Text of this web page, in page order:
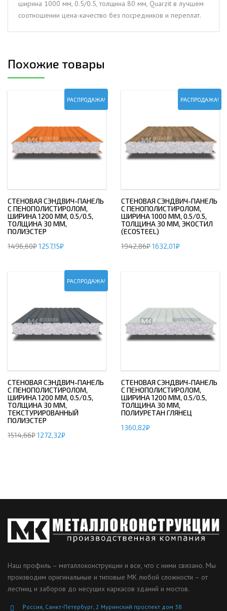
толщина
мм,
ширина 1000 мм, 0.5/0.5, толщина 80 мм, Quarzit в лучшем
соотношении цена-качество без посредников и переплат.
Похожие товары
РАСПРОДАЖА!
СТЕНОВАЯ СЭНДВИЧ-ПАНЕЛЬ
С ПЕНОПОЛИСТИРОЛОМ,
ШИРИНА 1200 ММ, 0.5/0.5,
ТОЛЩИНА 30 ММ,
ПОЛИЭСТЕР
1496,60₽1257,15₽
РАСПРОДАЖА!
СТЕНОВАЯ СЭНДВИЧ-ПАНЕЛЬ
С ПЕНОПОЛИСТИРОЛОМ,
ШИРИНА 1000 ММ, 0.5/0.5,
ТОЛЩИНА 30 ММ, ЭКОСТИЛ
(ECOSTEEL)
1942,86₽1632,01₽
РАСПРОДАЖА!
СТЕНОВАЯ СЭНДВИЧ-ПАНЕЛЬ
С ПЕНОПОЛИСТИРОЛОМ,
ШИРИНА 1200 ММ, 0.5/0.5,
ТОЛЩИНА 30 ММ,
ТЕКСТУРИРОВАННЫЙ
ПОЛИЭСТЕР
1514,66₽1272,32₽
СТЕНОВАЯ СЭНДВИЧ-ПАНЕЛЬ
С ПЕНОПОЛИСТИРОЛОМ,
ШИРИНА 1200 ММ, 0.5/0.5,
ТОЛЩИНА 30 ММ,
ПОЛИУРЕТАН ГЛЯНЕЦ
1360,82₽
Наш профиль – металлоконструкции и все, что с ними связано. Мы
производим оригинальные и типовые МК любой сложности – от
лестниц и заборов до несущих каркасов зданий и мостов.
Россия, Санкт-Петербург, 2 Муринский проспект дом 38